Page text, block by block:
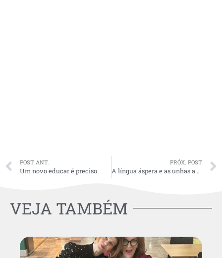
POST ANT.
Um novo educar é preciso
PRÓX. POST
A língua áspera e as unhas afiadas de Roberta Canossa
VEJA TAMBÉM